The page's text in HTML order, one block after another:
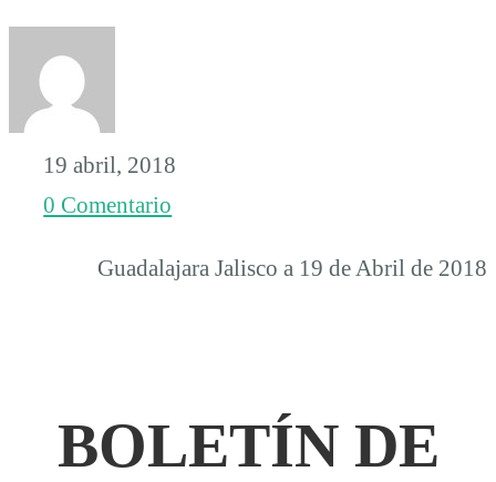
los
Derechos
Humanos
2017
19 abril, 2018
0 Comentario
Guadalajara Jalisco a 19 de Abril de 2018
BOLETÍN DE